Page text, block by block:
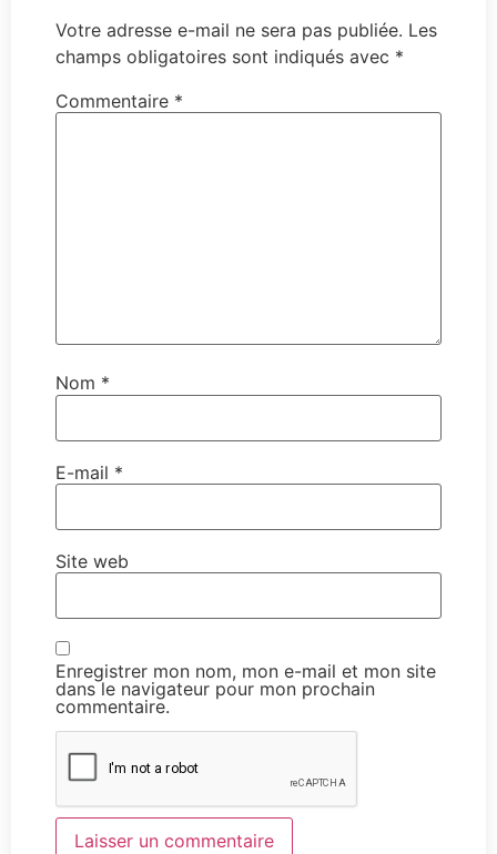
Votre adresse e-mail ne sera pas publiée. Les
champs obligatoires sont indiqués avec *
Commentaire *
Nom *
E-mail *
Site web
Enregistrer mon nom, mon e-mail et mon site
dans le navigateur pour mon prochain
commentaire.